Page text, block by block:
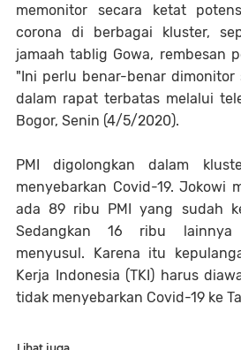
memonitor secara ketat
corona di berbagai kluster,
jamaah tablig Gowa, rembesan
"Ini perlu benar-benar dimonitor
dalam rapat terbatas melalui
Bogor, Senin (4/5/2020).
PMI digolongkan dalam
menyebarkan Covid-19. Jokowi
ada 89 ribu PMI yang sudah
Sedangkan 16 ribu lainnya
menyusul. Karena itu
Kerja Indonesia (TKI) harus
tidak menyebarkan Covid-19 ke